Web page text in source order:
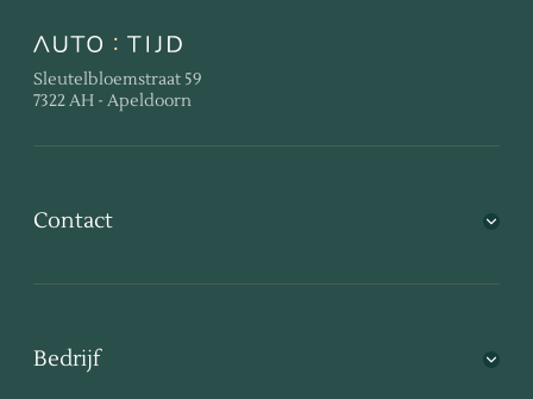
Sleutelbloemstraat 59
7322 AH - Apeldoorn
Contact
Bedrijf